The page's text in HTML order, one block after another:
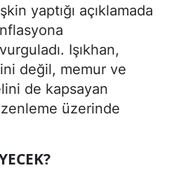
yaptığı açıklamada
Işıkhan,
değil, memur ve
de kapsayan
üzerinde